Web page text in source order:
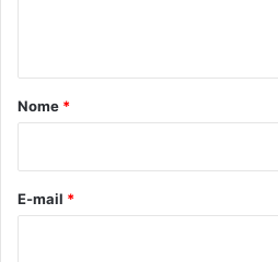
r
*
Nome *
E-mail *